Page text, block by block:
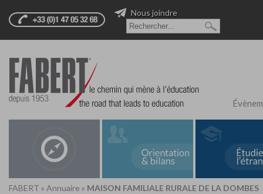
Nous joindre
FABERT » Annuaire » MAISON FAMILIALE RURALE DE LA DOMBES